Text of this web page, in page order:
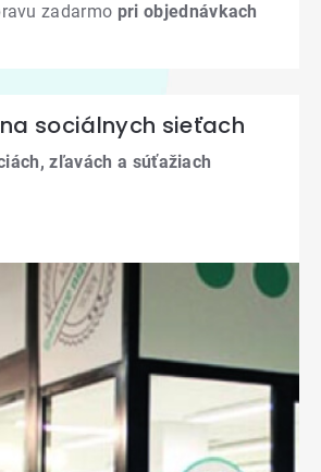
zadarmo pri objednávkach
sociálnych sieťach
zľavách a súťažiach